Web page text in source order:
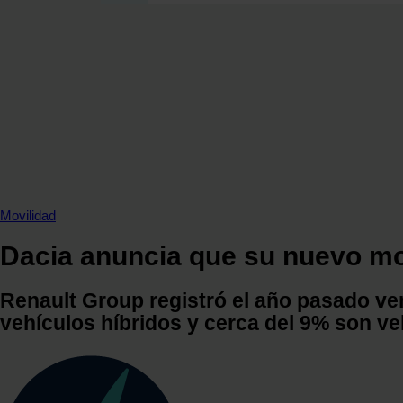
MOVILIDAD
ALMACENAMIENTO
STARTUPS & INNOVACIÓN
TECH
Movilidad
Dacia anuncia que su nuevo
Renault Group registró el año pasado
vehículos híbridos y cerca del 9% son